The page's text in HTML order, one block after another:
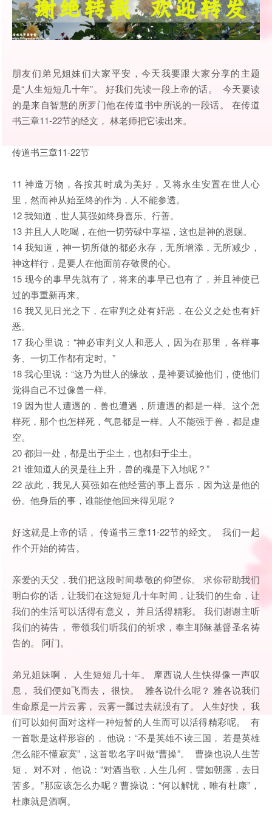
朋友们弟兄姐妹们大家平安，今天我要跟大家分享的主题
是“人生短短几十年”。 好我们先读一段上帝的话。 今天要读
的是来自智慧的所罗门他在传道书中所说的一段话。 在传道
书三章11-22节的经文， 林老师把它读出来。
传道书三章11-22节
11 神造万物，各按其时成为美好，又将永生安置在世人心
里，然而神从始至终的作为，人不能参透。
12 我知道，世人莫强如终身喜乐、行善。
13 并且人人吃喝，在他一切劳碌中享福，这也是神的恩赐。
14 我知道，神一切所做的都必永存，无所增添，无所减少，
神这样行，是要人在他面前存敬畏的心。
15 现今的事早先就有了，将来的事早已也有了，并且神使已
过的事重新再来。
16 我又见日光之下，在审判之处有奸恶，在公义之处也有奸
恶。
17 我心里说：“神必审判义人和恶人，因为在那里，各样事
务、一切工作都有定时。”
18 我心里说：“这乃为世人的缘故，是神要试验他们，使他们
觉得自己不过像兽一样。
19 因为世人遭遇的，兽也遭遇，所遭遇的都是一样。这个怎
样死，那个也怎样死，气息都是一样。人不能强于兽，都是虚
空。
20 都归一处，都是出于尘土，也都归于尘土。
21 谁知道人的灵是往上升，兽的魂是下入地呢？”
22 故此，我见人莫强如在他经营的事上喜乐，因为这是他的
份。他身后的事，谁能使他回来得见呢？
好这就是上帝的话， 传道书三章11-22节的经文。 我们一起
作个开始的祷告。
亲爱的天父，我们把这段时间恭敬的仰望你。 求你帮助我们
明白你的话，让我们在这短短几十年时间，让我们的生命，让
我们的生活可以活得有意义， 并且活得精彩。 我们谢谢主听
我们的祷告， 带领我们听我们的祈求，奉主耶稣基督圣名祷
告的。 阿门。
弟兄姐妹啊， 人生短短几十年。 摩西说人生快得像一声叹
息， 我们便如飞而去， 很快。 雅各说什么呢？ 雅各说我们
生命原是一片云雾， 云雾一瓢过去就没有了。 人生好快， 我
们可以如何面对这样一种短暂的人生而可以活得精彩呢。 有
一首歌是这样形容的， 他说：“不是英雄不读三国， 若是英雄
怎么能不懂寂寞”，这首歌名字叫做“曹操”。 曹操也说人生苦
短， 对不对， 他说：“对酒当歌，人生几何，譬如朝露，去日
苦多。”那应该怎么办呢？曹操说：“何以解忧，唯有杜康”，
杜康就是酒啊。